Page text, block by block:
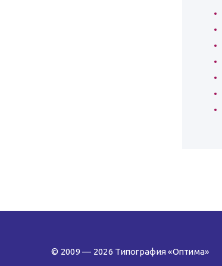
© 2009 — 2026 Типография «Оптима»